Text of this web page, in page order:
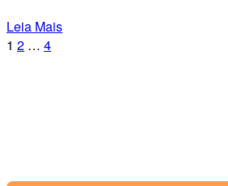
Leia Mais
1 2 … 4